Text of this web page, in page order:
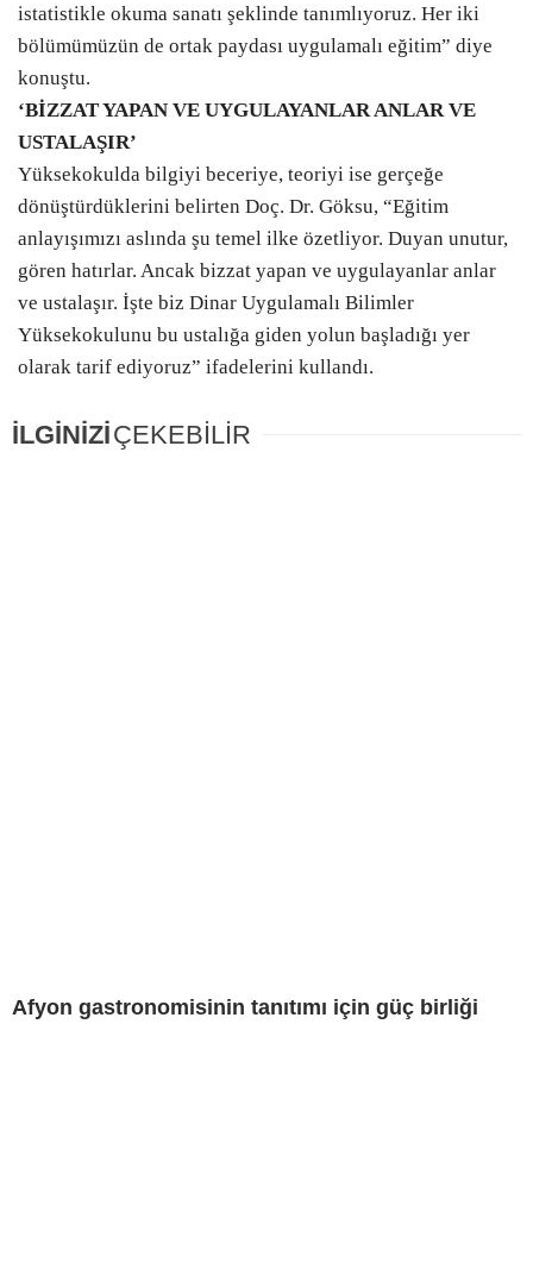
istatistikle okuma sanatı şeklinde tanımlıyoruz. Her iki
bölümümüzün de ortak paydası uygulamalı eğitim” diye
konuştu.
‘BİZZAT YAPAN VE UYGULAYANLAR ANLAR VE
USTALAŞIR’
Yüksekokulda bilgiyi beceriye, teoriyi ise gerçeğe
dönüştürdüklerini belirten Doç. Dr. Göksu, “Eğitim
anlayışımızı aslında şu temel ilke özetliyor. Duyan unutur,
gören hatırlar. Ancak bizzat yapan ve uygulayanlar anlar
ve ustalaşır. İşte biz Dinar Uygulamalı Bilimler
Yüksekokulunu bu ustalığa giden yolun başladığı yer
olarak tarif ediyoruz” ifadelerini kullandı.
İLGİNİZİÇEKEBİLİR
Afyon gastronomisinin tanıtımı için güç birliği